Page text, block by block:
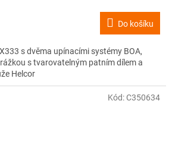
Do košíku
s dvěma upínacími systémy BOA,
s tvarovatelným patním dílem a
Helcor
Kód:C350634